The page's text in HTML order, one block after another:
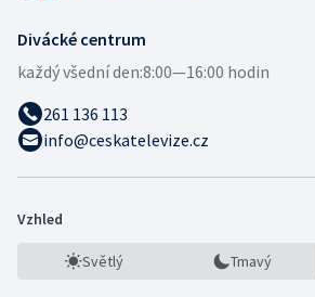
Divácké centrum
každý všední den:8:00—16:00 hodin
261 136 113
info@ceskatelevize.cz
Vzhled
Světlý Tmavý